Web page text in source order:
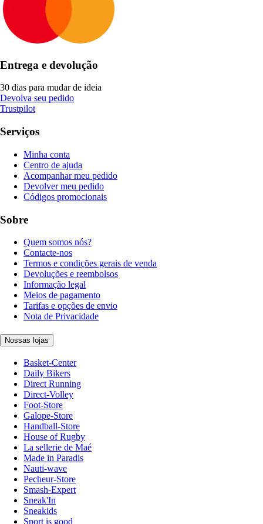
Entrega e devolução
30 dias para mudar de ideia
Devolva seu pedido
Trustpilot
Serviços
Minha conta
Centro de ajuda
Acompanhar meu pedido
Devolver meu pedido
Códigos promocionais
Sobre
Quem somos nós?
Contacte-nos
Termos e condições gerais de venda
Devoluções e reembolsos
Informação legal
Meios de pagamento
Tarifas e opções de envio
Nota de Privacidade
Nossas lojas
Basket-Center
Daily Bikers
Direct Running
Direct-Volley
Foot-Store
Galope-Store
Handball-Store
House of Rugby
La sellerie de Maé
Made in Paradis
Nauti-wave
Pecheur-Store
Smash-Expert
Sneak'In
Sneakids
Sport is good